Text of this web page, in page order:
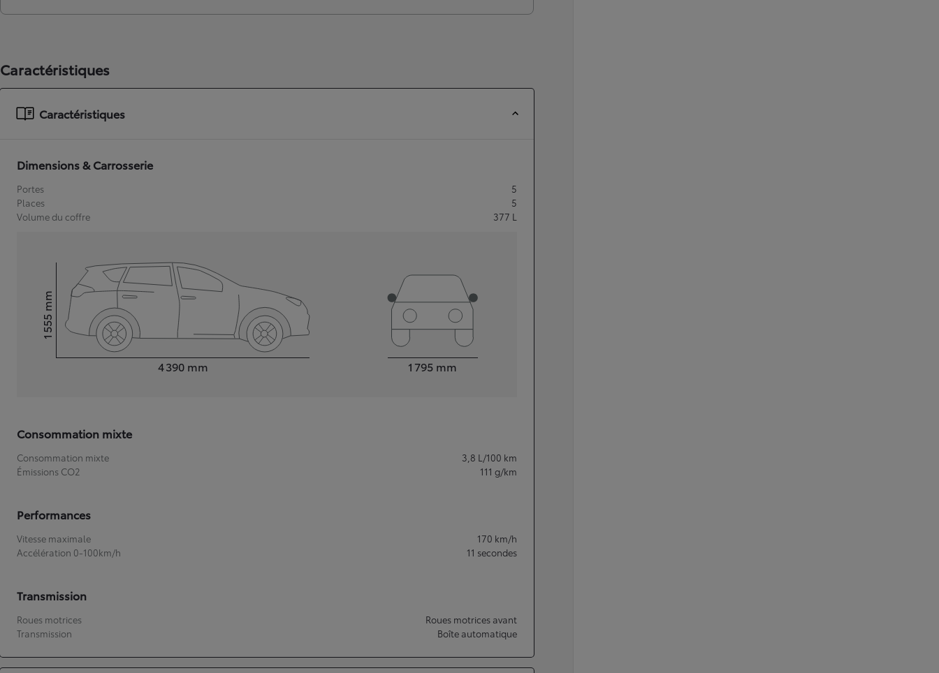
Nouvelle Yaris Cross
Caractéristiques
Caractéristiques
Dimensions & Carrosserie
Portes
5
Places
5
Volume du coffre
377 L
4 390 mm
Hauteur1 555
mm
1 795 mm
Consommation mixte
Consommation mixte 3,8 L/100 km
Émissions CO2
111 g/km
Performances
Vitesse maximale 170 km/h
Accélération 0-100km/h
11 secondes
Transmission
Roues motrices
Roues motrices avant
Transmission
Boîte automatique